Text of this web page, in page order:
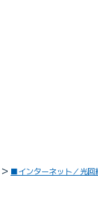
■インターネット／光回